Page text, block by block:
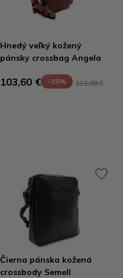
Hnedý veľký kožený
pánsky crossbag Angela
103,60 € -15% 121,88 €
Čierna pánska kožená
crossbody Semell